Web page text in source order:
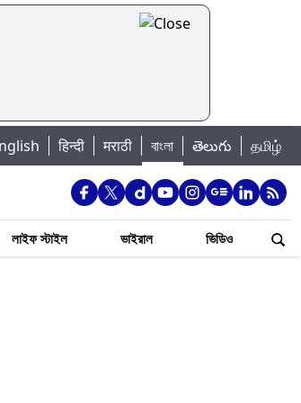
DA Arrears: শিক্ষক ও শিক্ষাকর্মীদের বকেয়া মহার্ঘ ভাতা নিয়ে
हिन्दी मराठी বাংলা తెలుగు தமிழ்
লাইফ স্টাইল ভাইরাল ভিডিও